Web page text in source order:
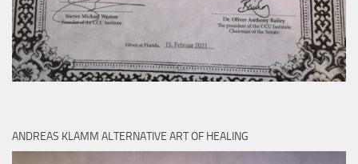
ANDREAS KLAMM ALTERNATIVE ART OF HEALING